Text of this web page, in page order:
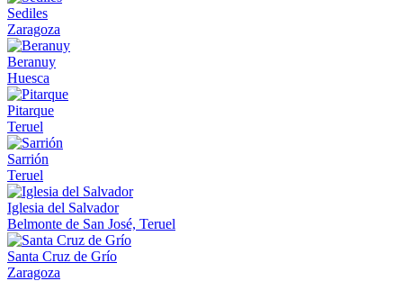
Sediles
Zaragoza
Beranuy
Huesca
Pitarque
Teruel
Sarrión
Teruel
Iglesia del Salvador
Belmonte de San José, Teruel
Santa Cruz de Grío
Zaragoza